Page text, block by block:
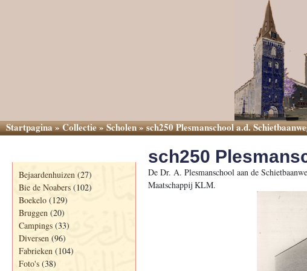
Startpagina»Collectie»Scholen»sch250 Plesmanschool a.d.
Bejaardenhuizen (27)
Bie de Noabers (102)
Boekelo (129)
Bruggen (20)
Campings (33)
Diversen (96)
Fabrieken (104)
Foto's (38)
sch250
De Dr. A. Plesmanschool aan de
Maatschappij KLM.